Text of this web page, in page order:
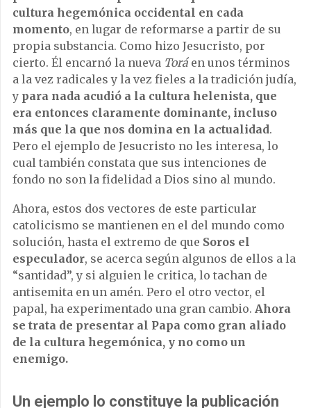
cultura hegemónica occidental en cada
momento, en lugar de reformarse a partir de su
propia substancia. Como hizo Jesucristo, por
cierto. Él encarnó la nueva Torá en unos términos
a la vez radicales y la vez fieles a la tradición judía,
y para nada acudió a la cultura helenista, que
era entonces claramente dominante, incluso
más que la que nos domina en la actualidad.
Pero el ejemplo de Jesucristo no les interesa, lo
cual también constata que sus intenciones de
fondo no son la fidelidad a Dios sino al mundo.
Ahora, estos dos vectores de este particular
catolicismo se mantienen en el del mundo como
solución, hasta el extremo de que Soros el
especulador, se acerca según algunos de ellos a la
“santidad”, y si alguien le critica, lo tachan de
antisemita en un amén. Pero el otro vector, el
papal, ha experimentado una gran cambio. Ahora
se trata de presentar al Papa como gran aliado
de la cultura hegemónica, y no como un
enemigo.
Un ejemplo lo constituye la publicación